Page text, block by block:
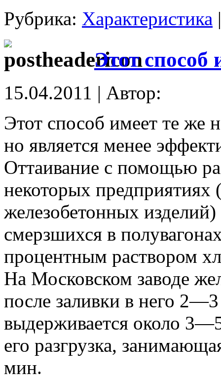
Рубрика: Характеристика
Этот способ
15.04.2011 | Автор:
Этот способ имеет те же
но является менее
Оттаивание с помощью
некоторых предприятиях
железобетонных изделий)
смерзшихся в
процентным раствором
На Московском заводе
после заливки в него
выдерживается около
его разгрузка,
мин.